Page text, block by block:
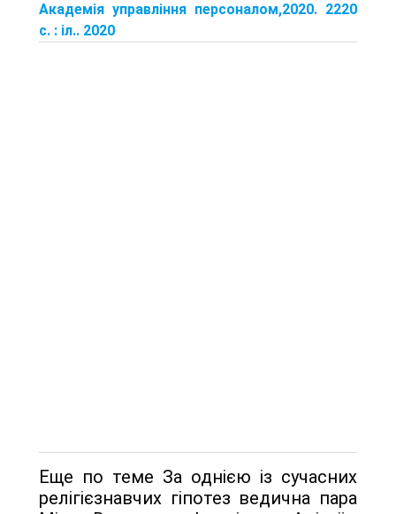
Академія управління персоналом,2020. 2220
с. : іл.. 2020
Еще по теме За однією із сучасних
релігієзнавчих гіпотез ведична пара